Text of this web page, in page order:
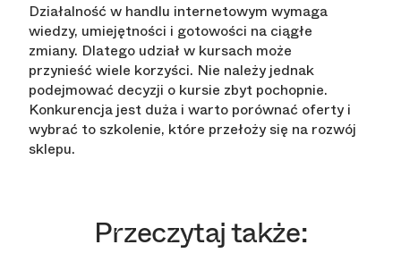
Działalność w handlu internetowym wymaga
wiedzy, umiejętności i gotowości na ciągłe
zmiany. Dlatego udział w kursach może
przynieść wiele korzyści. Nie należy jednak
podejmować decyzji o kursie zbyt pochopnie.
Konkurencja jest duża i warto porównać oferty i
wybrać to szkolenie, które przełoży się na rozwój
sklepu.
Przeczytaj także: